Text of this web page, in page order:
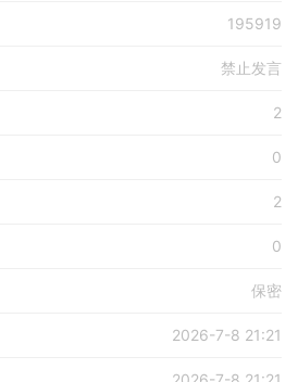
195919
禁止发言
2
0
2
0
保密
2026-7-8 21:21